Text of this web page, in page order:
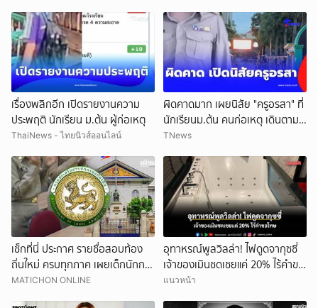
เรื่องพลิกอีก เปิดรายงานความ
ประพฤติ นักเรียน ม.ต้น ผู้ก่อเหตุ
ThaiNews - ไทยนิวส์ออนไลน์
ผิดคาดมาก เผยนิสัย "ครูอรสา" ที่
นักเรียนม.ต้น คนก่อเหตุ เดินตาม
หา
TNews
เช็กที่นี่ ประกาศ รายชื่อสอบท้อง
ถิ่นใหม่ ครบทุกภาค เผยเด็กนักการ
เมืองดังหลุดอื้อ
MATICHON ONLINE
อุทาหรณ์พูลวิลล่า! ไฟดูดจากุซซี่
เจ้าของเมินชดเชยแค่ 20% ไร้คำขอ
โทษ
แนวหน้า